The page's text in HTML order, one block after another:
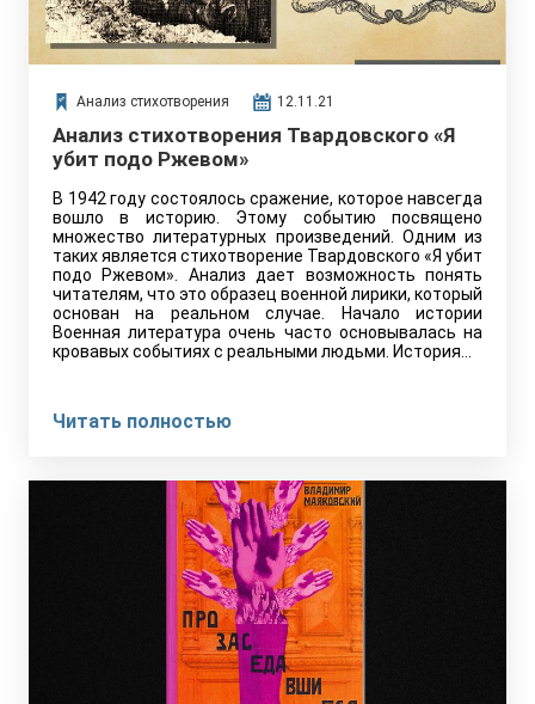
Анализ стихотворения 12.11.21
Анализ стихотворения Твардовского «Я
убит подо Ржевом»
В 1942 году состоялось сражение, которое навсегда
вошло в историю. Этому событию посвящено
множество литературных произведений. Одним из
таких является стихотворение Твардовского «Я убит
подо Ржевом». Анализ дает возможность понять
читателям, что это образец военной лирики, который
основан на реальном случае. Начало истории
Военная литература очень часто основывалась на
кровавых событиях с реальными людьми. История…
Читать полностью